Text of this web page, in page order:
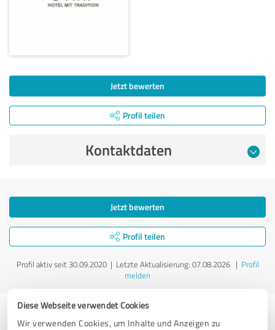
Diese Webseite verwendet Cookies
Wir verwenden Cookies, um Inhalte und Anzeigen zu
Jetzt bewerten
Profil teilen
Kontaktdaten
Jetzt bewerten
Profil teilen
Profil aktiv seit 30.09.2020 | Letzte Aktualisierung: 07.08.2026| Profil
melden
Erfahrungen zu weiteren